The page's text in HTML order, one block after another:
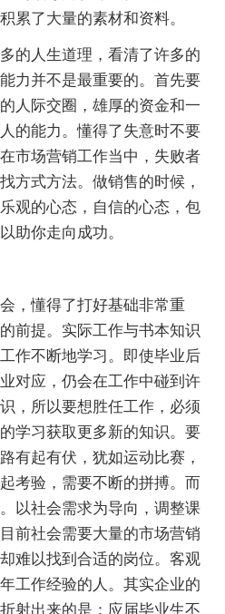
累了大量的素材和资料。
人生道理，看清了许多的
力并不是最重要的。首先要
人际交圈，雄厚的资金和一
的能力。懂得了失意时不要
市场营销工作当中，失败者
方式方法。做销售的时候，
观的心态，自信的心态，包
助你走向成功。
懂得了打好基础非常重
前提。实际工作与书本知识
作不断地学习。即使毕业后
对应，仍会在工作中碰到许
，所以要想胜任工作，必须
学习获取更多新的知识。要
有起有伏，犹如运动比赛，
考验，需要不断的拼搏。而
以社会需求为导向，调整课
前社会需要大量的市场营销
难以找到合适的岗位。客观
工作经验的人。其实企业的
射出来的是：应届毕业生不